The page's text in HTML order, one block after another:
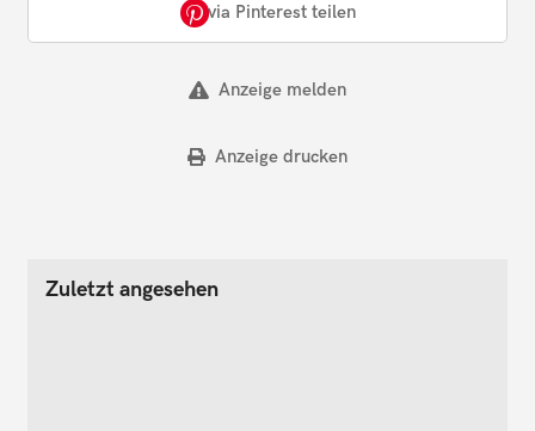
via Pinterest teilen
Anzeige melden
Anzeige drucken
Zuletzt angesehen